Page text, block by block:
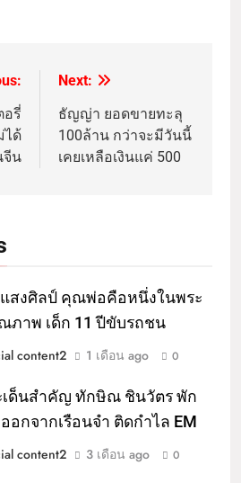
อรี่
ได้
จีน
Next:
ธัญญ่า ยอดขายทะลุ
100ล้าน กว่าจะมีวันนี้
เคยเหลือเงินแค่ 500
สงศิลป์ คุณพ่อคือหนึ่งในพระ
ภาพ เด็ก 11 ปีขับรถชน
content2
1 เดือน ago 0
เด็นสำคัญ ทักษิณ ชินวัตร พัก
อกจากเรือนจำ ติดกำไล EM
content2
3 เดือน ago 0